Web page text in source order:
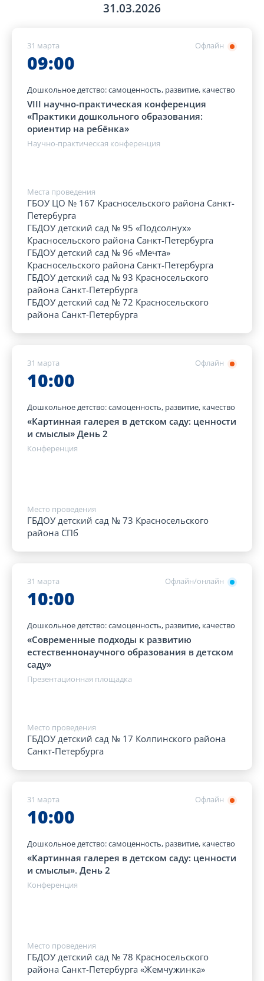
31.03.2026
Офлайн
31 марта
09:00
Дошкольное детство: самоценность, развитие, качество
VIII научно-практическая конференция
«Практики дошкольного образования:
ориентир на ребёнка»
Научно-практическая конференция
Места проведения
ГБОУ ЦО № 167 Красносельского района Санкт-
Петербурга
ГБДОУ детский сад № 95 «Подсолнух»
Красносельского района Санкт-Петербурга
ГБДОУ детский сад № 96 «Мечта»
Красносельского района Санкт-Петербурга
ГБДОУ детский сад № 93 Красносельского
района Санкт-Петербурга
ГБДОУ детский сад № 72 Красносельского
района Санкт-Петербурга
Офлайн
31 марта
10:00
Дошкольное детство: самоценность, развитие, качество
«Картинная галерея в детском саду: ценности
и смыслы» День 2
Конференция
Место проведения
ГБДОУ детский сад № 73 Красносельского
района СПб
Офлайн/онлайн
31 марта
10:00
Дошкольное детство: самоценность, развитие, качество
«Современные подходы к развитию
естественнонаучного образования в детском
саду»
Презентационная площадка
Место проведения
ГБДОУ детский сад № 17 Колпинского района
Санкт-Петербурга
Офлайн
31 марта
10:00
Дошкольное детство: самоценность, развитие, качество
«Картинная галерея в детском саду: ценности
и смыслы». День 2
Конференция
Место проведения
ГБДОУ детский сад № 78 Красносельского
района Санкт-Петербурга «Жемчужинка»